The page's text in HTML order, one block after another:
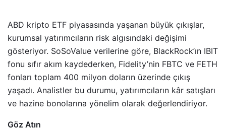
ABD kripto ETF piyasasında yaşanan büyük çıkışlar,
kurumsal yatırımcıların risk algısındaki değişimi
gösteriyor. SoSoValue verilerine göre, BlackRock’ın IBIT
fonu sıfır akım kaydederken, Fidelity’nin FBTC ve FETH
fonları toplam 400 milyon doların üzerinde çıkış
yaşadı. Analistler bu durumu, yatırımcıların kâr satışları
ve hazine bonolarına yönelim olarak değerlendiriyor.
Göz Atın